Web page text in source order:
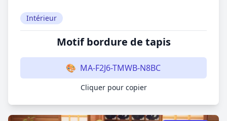
Intérieur
Motif bordure de tapis
🎨 MA-F2J6-TMWB-N8BC
Cliquer pour copier